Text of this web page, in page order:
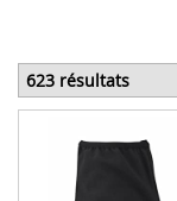
623 résultats